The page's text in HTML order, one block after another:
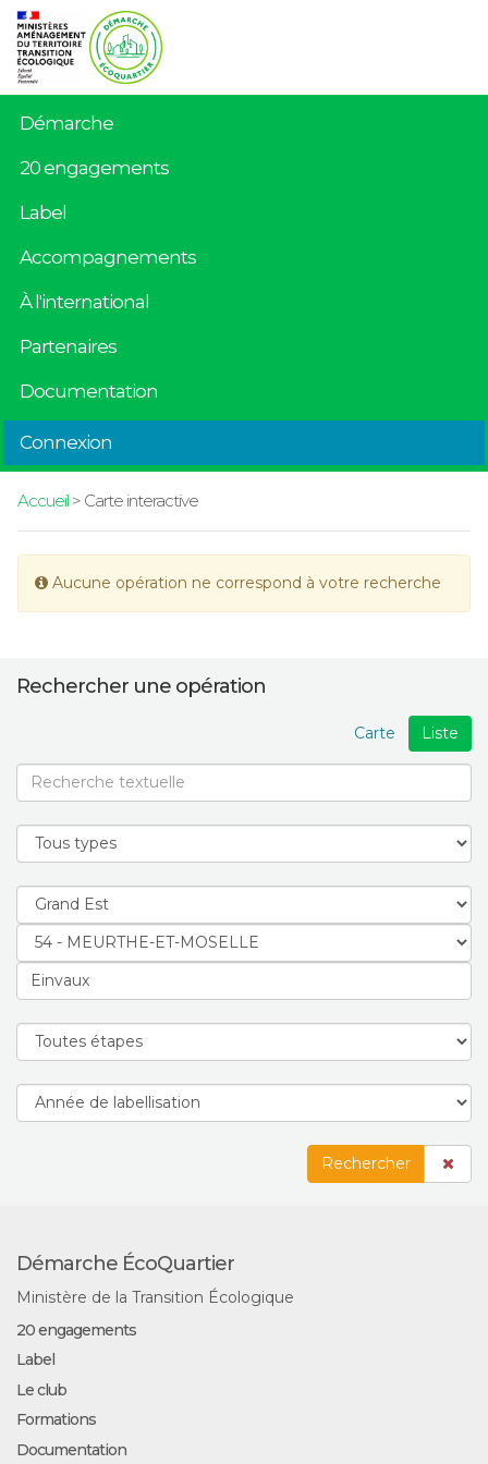
Démarche
20 engagements
Label
Accompagnements
À l'international
Partenaires
Documentation
Connexion
Accueil> Carte interactive
Aucune opération ne correspond à votre recherche
Rechercher une opération
Liste
Carte
Rechercher
Démarche ÉcoQuartier
Ministère de la Transition Écologique
20 engagements
Label
Le club
Formations
Documentation